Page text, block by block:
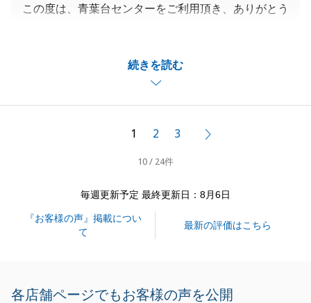
続きを読む
この度は、青葉台センターをご利用頂き、ありがとう
今後も、何かございましたら、お気軽にご相談頂けれ
宜しくお願いします。
閉じる
1 2 3
10 / 24件
毎週更新予定 最終更新日：8月6日
『お客様の声』掲載につい
て
最新の評価はこちら
各店舗ページでもお客様の声を公開